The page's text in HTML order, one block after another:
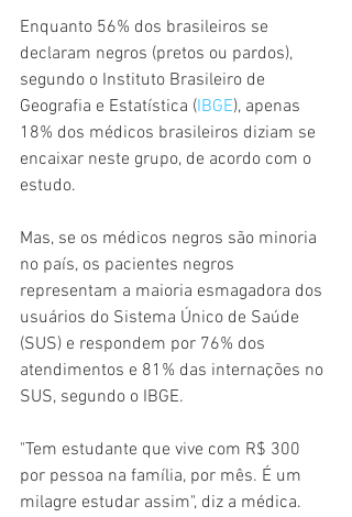
Enquanto 56% dos brasileiros se
declaram negros (pretos ou pardos),
segundo o Instituto Brasileiro de
Geografia e Estatística (IBGE), apenas
18% dos médicos brasileiros diziam se
encaixar neste grupo, de acordo com o
estudo.
Mas, se os médicos negros são minoria
no país, os pacientes negros
representam a maioria esmagadora dos
usuários do Sistema Único de Saúde
(SUS) e respondem por 76% dos
atendimentos e 81% das internações no
SUS, segundo o IBGE.
"Tem estudante que vive com R$ 300
por pessoa na família, por mês. É um
milagre estudar assim", diz a médica.